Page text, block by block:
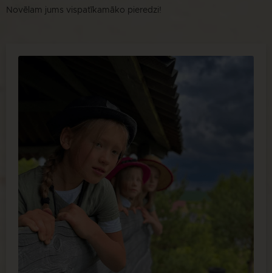
Novēlam jums vispatīkamāko pieredzi!